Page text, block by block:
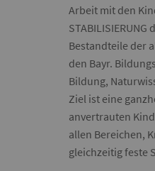
Arbeit mit den
Bestandteile der
den Bayr.
Bildung,
Ziel ist eine
anvertrauten
allen Bereichen,
gleichzeitig feste